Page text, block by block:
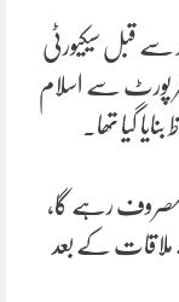
سے قبل سیکیورٹی
پورٹ سے اسلام
گیا تھا۔
مصروف رہے گا،
ملاقات کے بعد